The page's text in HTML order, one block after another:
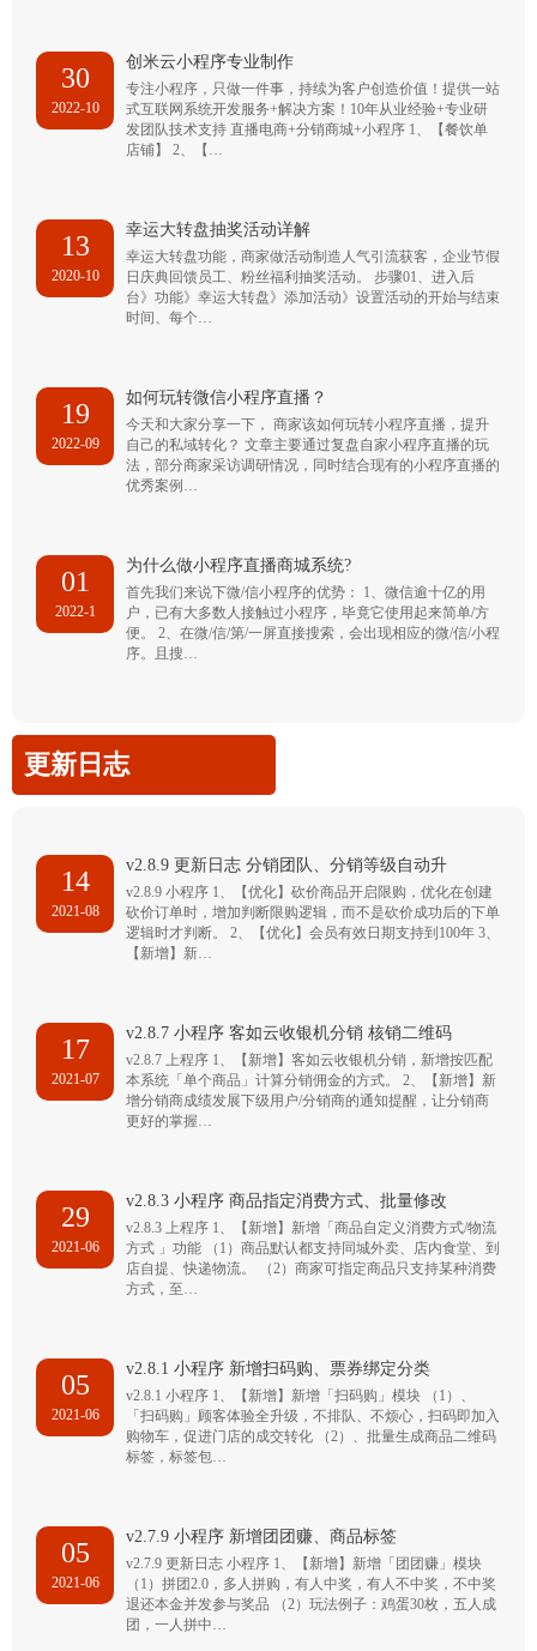
30
2022-10
创米云小程序专业制作
专注小程序，只做一件事，持续为客户创造价值！提供一站
式互联网系统开发服务+解决方案！10年从业经验+专业研
发团队技术支持 直播电商+分销商城+小程序 1、【餐饮单
店铺】 2、【…
13
2020-10
幸运大转盘抽奖活动详解
幸运大转盘功能，商家做活动制造人气引流获客，企业节假
日庆典回馈员工、粉丝福利抽奖活动。 步骤01、进入后
台》功能》幸运大转盘》添加活动》设置活动的开始与结束
时间、每个…
19
2022-09
如何玩转微信小程序直播？
今天和大家分享一下， 商家该如何玩转小程序直播，提升
自己的私域转化？ 文章主要通过复盘自家小程序直播的玩
法，部分商家采访调研情况，同时结合现有的小程序直播的
优秀案例…
01
2022-1
为什么做小程序直播商城系统?
首先我们来说下微/信小程序的优势： 1、微信逾十亿的用
户，已有大多数人接触过小程序，毕竟它使用起来简单/方
便。 2、在微/信/第/一屏直接搜索，会出现相应的微/信/小程
序。且搜…
更新日志
14
2021-08
v2.8.9 更新日志 分销团队、分销等级自动升
v2.8.9 小程序 1、【优化】砍价商品开启限购，优化在创建
砍价订单时，增加判断限购逻辑，而不是砍价成功后的下单
逻辑时才判断。 2、【优化】会员有效日期支持到100年 3、
【新增】新…
17
2021-07
v2.8.7 小程序 客如云收银机分销 核销二维码
v2.8.7 上程序 1、【新增】客如云收银机分销，新增按匹配
本系统「单个商品」计算分销佣金的方式。 2、【新增】新
增分销商成绩发展下级用户/分销商的通知提醒，让分销商
更好的掌握…
29
2021-06
v2.8.3 小程序 商品指定消费方式、批量修改
v2.8.3 上程序 1、【新增】新增「商品自定义消费方式/物流
方式 」功能 （1）商品默认都支持同城外卖、店内食堂、到
店自提、快递物流。 （2）商家可指定商品只支持某种消费
方式，至…
05
2021-06
v2.8.1 小程序 新增扫码购、票券绑定分类
v2.8.1 小程序 1、【新增】新增「扫码购」模块 （1）、
「扫码购」顾客体验全升级，不排队、不烦心，扫码即加入
购物车，促进门店的成交转化 （2）、批量生成商品二维码
标签，标签包…
05
2021-06
v2.7.9 小程序 新增团团赚、商品标签
v2.7.9 更新日志 小程序 1、【新增】新增「团团赚」模块
（1）拼团2.0，多人拼购，有人中奖，有人不中奖，不中奖
退还本金并发参与奖品 （2）玩法例子：鸡蛋30枚，五人成
团，一人拼中…